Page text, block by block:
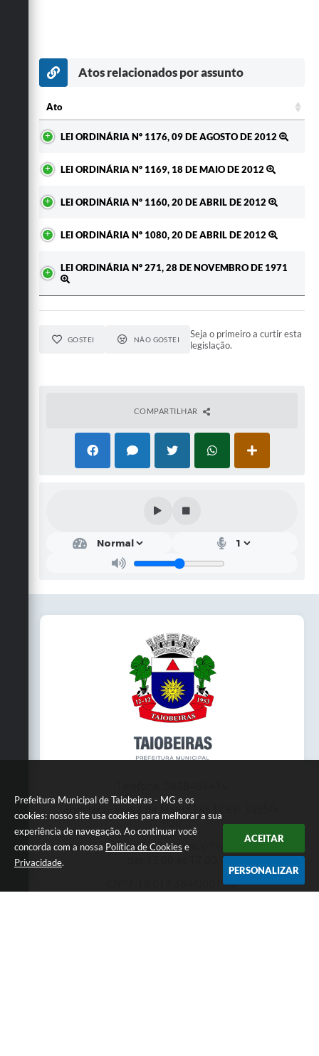
Prefeitura Municipal de Taiobeiras - MG e os
cookies: nosso site usa cookies para melhorar a sua
experiência de navegação. Ao continuar você
concorda com a nossa Política de Cookies e
Privacidade.
ACEITAR
PERSONALIZAR
Atos relacionados por assunto
Ato
LEI ORDINÁRIA Nº 1176, 09 DE AGOSTO DE 2012
LEI ORDINÁRIA Nº 1169, 18 DE MAIO DE 2012
LEI ORDINÁRIA Nº 1160, 20 DE ABRIL DE 2012
LEI ORDINÁRIA Nº 1080, 20 DE ABRIL DE 2012
LEI ORDINÁRIA Nº 271, 28 DE NOVEMBRO DE 1971
GOSTEI NÃO GOSTEI
Seja o primeiro a curtir esta
legislação.
COMPARTILHAR
Endereço: Praça da Matriz,145 | CEP: 39550-
000
Atendimento presencial das 07:00 às 11:00 e
CNPJ: 18.017.384/0001-10